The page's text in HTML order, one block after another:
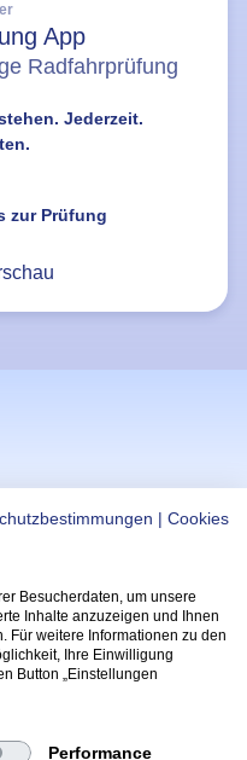
Cookies
Besucherdaten, um unsere
Inhalte anzuzeigen und Ihnen
Für weitere Informationen zu den
Ihre Einwilligung
Button „Einstellungen
Performance
App
Radfahrprüfung
Jederzeit.
zur Prüfung
APPS
Hoppala App
(Öffnet in
Radfahrprüfung